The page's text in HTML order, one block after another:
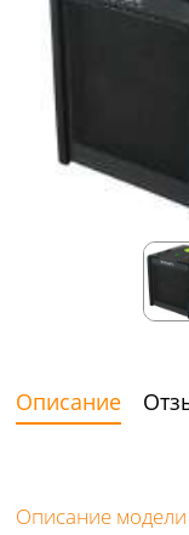
Описание
Описание модели